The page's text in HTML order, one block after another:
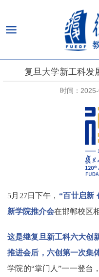
复旦大学新工科发
时间：
5月27日下午， “百廿启新
新学院推介会在邯郸校区
这是继复旦新工科六大创
推进会后，六创第一次集
学院的“掌门人”一一登台